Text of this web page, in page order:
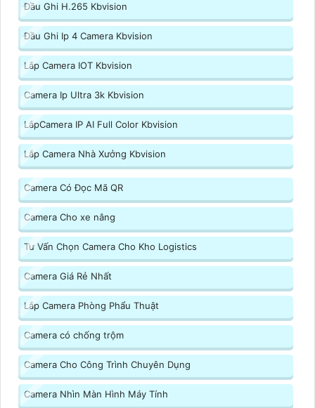
Đầu Ghi H.265 Kbvision
Đầu Ghi Ip 4 Camera Kbvision
Lắp Camera IOT Kbvision
Camera Ip Ultra 3k Kbvision
LắpCamera IP AI Full Color Kbvision
Lắp Camera Nhà Xưởng Kbvision
Camera Có Đọc Mã QR
Camera Cho xe nâng
Tư Vấn Chọn Camera Cho Kho Logistics
Camera Giá Rẻ Nhất
Lắp Camera Phòng Phẩu Thuật
Camera có chống trộm
Camera Cho Công Trình Chuyên Dụng
Camera Nhìn Màn Hình Máy Tính